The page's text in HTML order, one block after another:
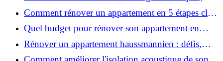
étapes, budget et astuces
Comment rénover un appartement en 5 étapes clés
?
Quel budget pour rénover son appartement en
2026 ?
Rénover un appartement haussmannien : défis,
conseils pratiques et estimation des prix